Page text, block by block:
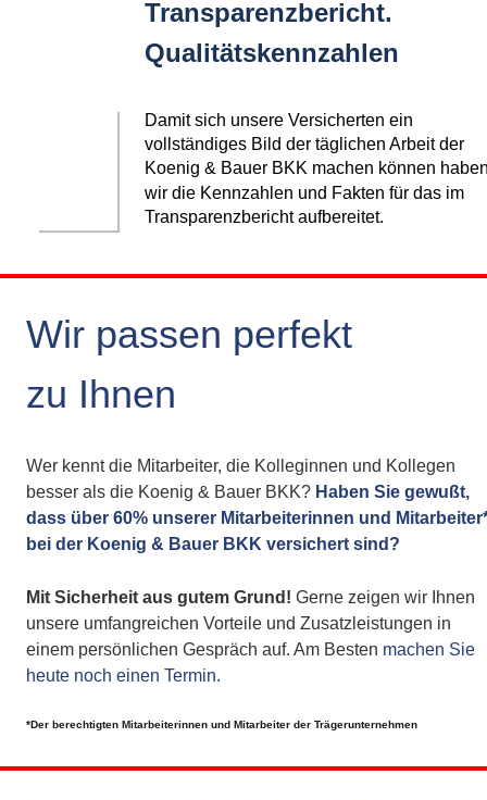
Wir passen perfekt
zu Ihnen
Wer kennt die Mitarbeiter, die Kolleginnen und Kollegen
besser als die Koenig & Bauer BKK? Haben Sie gewußt,
dass über 60% unserer Mitarbeiterinnen und
bei der Koenig & Bauer BKK versichert sind?
Mit Sicherheit aus gutem Grund! Gerne zeigen wir Ihnen
unsere umfangreichen Vorteile und Zusatzleistungen in
einem persönlichen Gespräch auf. Am Besten machen Sie
heute noch einen Termin.
*Der berechtigten Mitarbeiterinnen und Mitarbeiter der Trägerunternehmen
Damit sich unsere Versicherten ein
vollständiges Bild der täglichen Arbeit der
Koenig & Bauer BKK machen können
wir die Kennzahlen und Fakten für das im
Transparenzbericht aufbereitet.
Transparenzbericht.
Qualitätskennzahlen